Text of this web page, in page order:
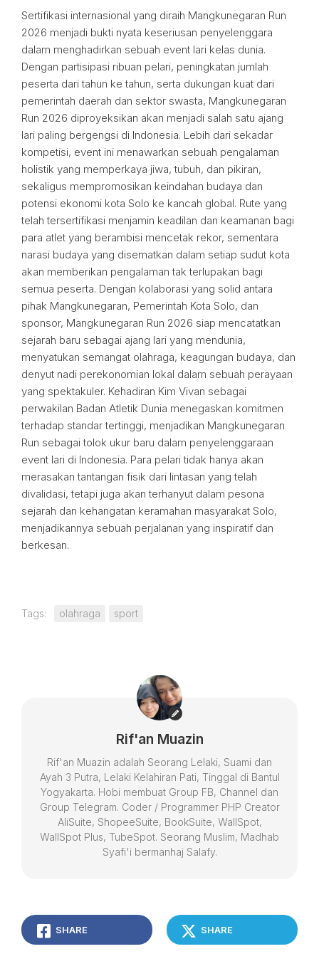
Sertifikasi internasional yang diraih Mangkunegaran Run
2026 menjadi bukti nyata keseriusan penyelenggara
dalam menghadirkan sebuah event lari kelas dunia.
Dengan partisipasi ribuan pelari, peningkatan jumlah
peserta dari tahun ke tahun, serta dukungan kuat dari
pemerintah daerah dan sektor swasta, Mangkunegaran
Run 2026 diproyeksikan akan menjadi salah satu ajang
lari paling bergengsi di Indonesia. Lebih dari sekadar
kompetisi, event ini menawarkan sebuah pengalaman
holistik yang memperkaya jiwa, tubuh, dan pikiran,
sekaligus mempromosikan keindahan budaya dan
potensi ekonomi kota Solo ke kancah global. Rute yang
telah tersertifikasi menjamin keadilan dan keamanan bagi
para atlet yang berambisi mencetak rekor, sementara
narasi budaya yang disematkan dalam setiap sudut kota
akan memberikan pengalaman tak terlupakan bagi
semua peserta. Dengan kolaborasi yang solid antara
pihak Mangkunegaran, Pemerintah Kota Solo, dan
sponsor, Mangkunegaran Run 2026 siap mencatatkan
sejarah baru sebagai ajang lari yang mendunia,
menyatukan semangat olahraga, keagungan budaya, dan
denyut nadi perekonomian lokal dalam sebuah perayaan
yang spektakuler. Kehadiran Kim Vivan sebagai
perwakilan Badan Atletik Dunia menegaskan komitmen
terhadap standar tertinggi, menjadikan Mangkunegaran
Run sebagai tolok ukur baru dalam penyelenggaraan
event lari di Indonesia. Para pelari tidak hanya akan
merasakan tantangan fisik dari lintasan yang telah
divalidasi, tetapi juga akan terhanyut dalam pesona
sejarah dan kehangatan keramahan masyarakat Solo,
menjadikannya sebuah perjalanan yang inspiratif dan
berkesan.
Tags: olahraga sport
Rif'an Muazin
Rif'an Muazin adalah Seorang Lelaki, Suami dan
Ayah 3 Putra, Lelaki Kelahiran Pati, Tinggal di Bantul
Yogyakarta. Hobi membuat Group FB, Channel dan
Group Telegram. Coder / Programmer PHP Creator
AliSuite, ShopeeSuite, BookSuite, WallSpot,
WallSpot Plus, TubeSpot. Seorang Muslim, Madhab
Syafi'i bermanhaj Salafy.
SHARE SHARE